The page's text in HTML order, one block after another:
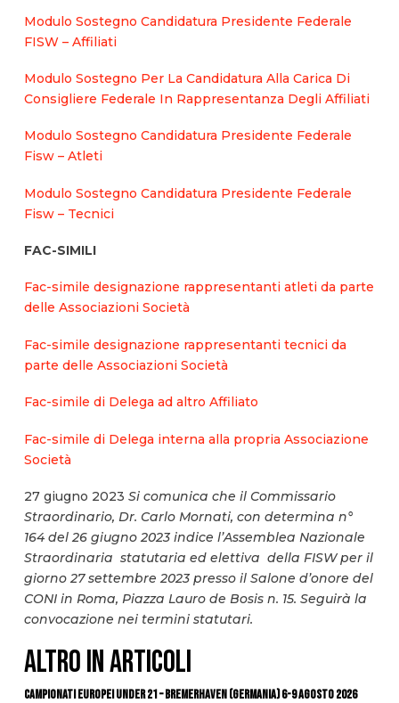
Modulo Sostegno Candidatura Presidente Federale
FISW – Affiliati
Modulo Sostegno Per La Candidatura Alla Carica Di
Consigliere Federale In Rappresentanza Degli Affiliati
Modulo Sostegno Candidatura Presidente Federale
Fisw – Atleti
Modulo Sostegno Candidatura Presidente Federale
Fisw – Tecnici
FAC-SIMILI
Fac-simile designazione rappresentanti atleti da parte
delle Associazioni Società
Fac-simile designazione rappresentanti tecnici da
parte delle Associazioni Società
Fac-simile di Delega ad altro Affiliato
Fac-simile di Delega interna alla propria Associazione
Società
27 giugno 2023 Si comunica che il Commissario
Straordinario, Dr. Carlo Mornati, con determina n°
164 del 26 giugno 2023 indice l’Assemblea Nazionale
Straordinaria statutaria ed elettiva della FISW per il
giorno 27 settembre 2023 presso il Salone d’onore del
CONI in Roma, Piazza Lauro de Bosis n. 15. Seguirà la
convocazione nei termini statutari.
ALTRO IN ARTICOLI
Campionati Europei Under 21 – Bremerhaven (Germania) 6-9 agosto 2026